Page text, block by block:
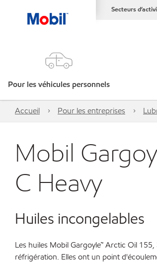
Secteurs
Pour les véhicules personnels
Accueil Pour les entreprises
Mobil
C Heavy
Huiles incongelables
Les huiles Mobil Gargoyle™ Arctic Oil
réfrigération. Elles ont un point